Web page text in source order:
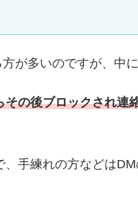
が多いのですが、中
その後ブロックされ連
手練れの方などは